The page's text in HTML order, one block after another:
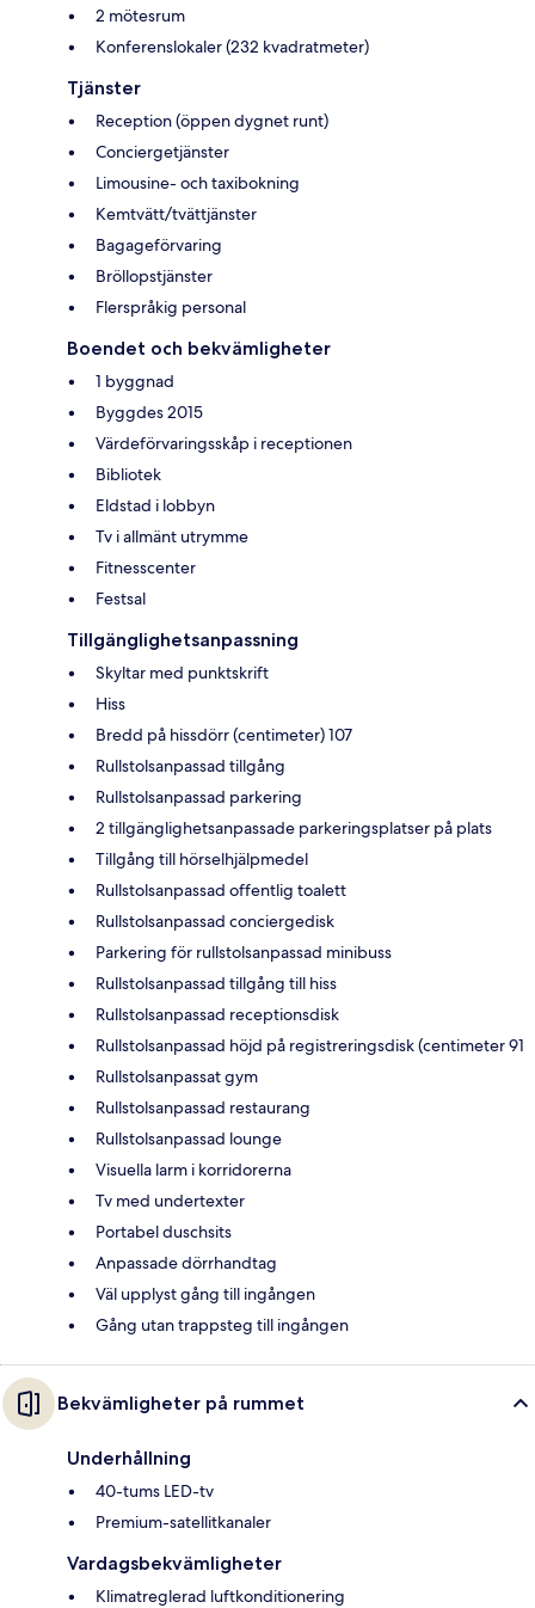
2 mötesrum
Konferenslokaler (232 kvadratmeter)
Tjänster
Reception (öppen dygnet runt)
Conciergetjänster
Limousine- och taxibokning
Kemtvätt/tvättjänster
Bagageförvaring
Bröllopstjänster
Flerspråkig personal
Boendet och bekvämligheter
1 byggnad
Byggdes 2015
Värdeförvaringsskåp i receptionen
Bibliotek
Eldstad i lobbyn
Tv i allmänt utrymme
Fitnesscenter
Festsal
Tillgänglighetsanpassning
Skyltar med punktskrift
Hiss
Bredd på hissdörr (centimeter) 107
Rullstolsanpassad tillgång
Rullstolsanpassad parkering
2 tillgänglighetsanpassade parkeringsplatser på plats
Tillgång till hörselhjälpmedel
Rullstolsanpassad offentlig toalett
Rullstolsanpassad conciergedisk
Parkering för rullstolsanpassad minibuss
Rullstolsanpassad tillgång till hiss
Rullstolsanpassad receptionsdisk
Rullstolsanpassad höjd på registreringsdisk (centimeter 91
Rullstolsanpassat gym
Rullstolsanpassad restaurang
Rullstolsanpassad lounge
Visuella larm i korridorerna
Tv med undertexter
Portabel duschsits
Anpassade dörrhandtag
Väl upplyst gång till ingången
Gång utan trappsteg till ingången
Bekvämligheter på rummet
Underhållning
40-tums LED-tv
Premium-satellitkanaler
Vardagsbekvämligheter
Klimatreglerad luftkonditionering